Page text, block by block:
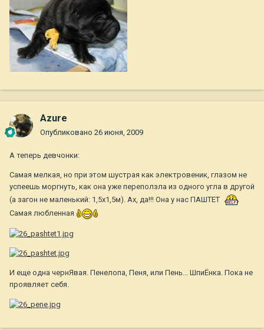
Azure
Опубликовано 26 июня, 2009
А теперь девчонки:
Самая мелкая, но при этом шустрая как электровеник, глазом не
успеешь моргнуть, как она уже переползла из одного угла в другой
(а загон не маленький: 1,5x1,5м). Ах, да!!! Она у нас ПАШТЕТ
Самая любленная
И еще одна чернЯвая. Пенелопа, Пеня, или Пень... ШпиЁнка. Пока не
проявляет себя.